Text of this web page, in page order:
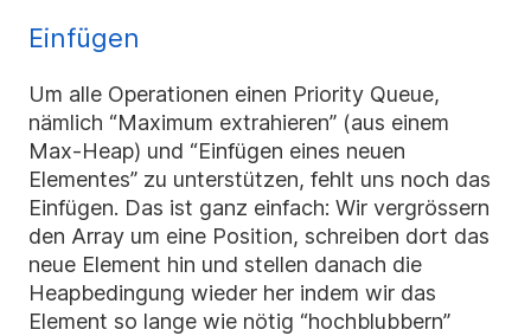
Einfügen
Um alle Operationen einen Priority Queue,
nämlich “Maximum extrahieren” (aus einem
Max-Heap) und “Einfügen eines neuen
Elementes” zu unterstützen, fehlt uns noch das
Einfügen. Das ist ganz einfach: Wir vergrössern
den Array um eine Position, schreiben dort das
neue Element hin und stellen danach die
Heapbedingung wieder her indem wir das
Element so lange wie nötig “hochblubbern”